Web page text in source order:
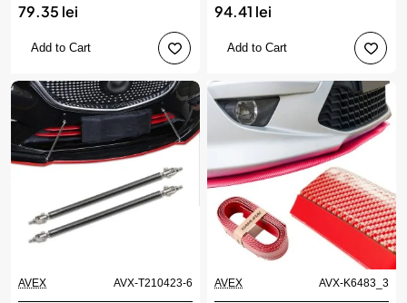
79.35 lei
Add to Cart
CARBON
94.41 lei
Add to Cart
AVEX AVX-T210423-6 AVEX AVX-K6483_3